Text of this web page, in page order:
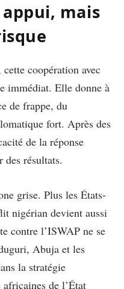
mais
coopération avec
immédiat. Elle donne à
de frappe, du
fort. Après des
de la réponse
résultats.
grise. Plus les États-
nigérian devient aussi
contre l’ISWAP ne se
Abuja et les
la stratégie
de l’État